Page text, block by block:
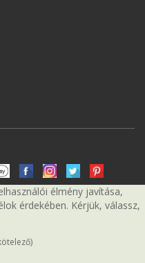
élmény javítása,
érdekében. Kérjük, válassz,